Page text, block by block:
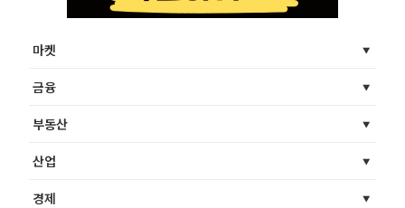
마켓
금융
부동산
산업
경제